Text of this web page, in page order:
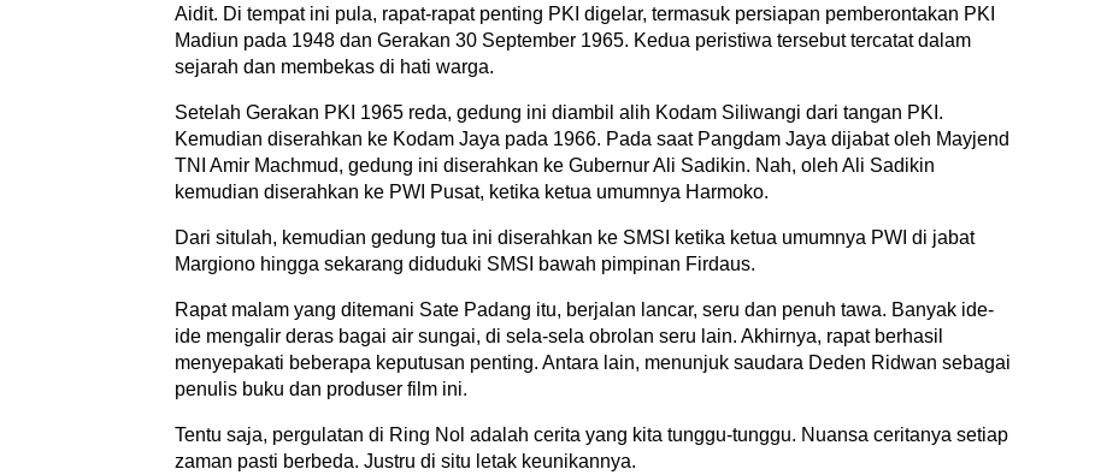
Aidit. Di tempat ini pula, rapat-rapat penting PKI digelar, termasuk persiapan pemberontakan PKI
Madiun pada 1948 dan Gerakan 30 September 1965. Kedua peristiwa tersebut tercatat dalam
sejarah dan membekas di hati warga.
Setelah Gerakan PKI 1965 reda, gedung ini diambil alih Kodam Siliwangi dari tangan PKI.
Kemudian diserahkan ke Kodam Jaya pada 1966. Pada saat Pangdam Jaya dijabat oleh Mayjend
TNI Amir Machmud, gedung ini diserahkan ke Gubernur Ali Sadikin. Nah, oleh Ali Sadikin
kemudian diserahkan ke PWI Pusat, ketika ketua umumnya Harmoko.
Dari situlah, kemudian gedung tua ini diserahkan ke SMSI ketika ketua umumnya PWI di jabat
Margiono hingga sekarang diduduki SMSI bawah pimpinan Firdaus.
Rapat malam yang ditemani Sate Padang itu, berjalan lancar, seru dan penuh tawa. Banyak ide-
ide mengalir deras bagai air sungai, di sela-sela obrolan seru lain. Akhirnya, rapat berhasil
menyepakati beberapa keputusan penting. Antara lain, menunjuk saudara Deden Ridwan sebagai
penulis buku dan produser film ini.
Tentu saja, pergulatan di Ring Nol adalah cerita yang kita tunggu-tunggu. Nuansa ceritanya setiap
zaman pasti berbeda. Justru di situ letak keunikannya.